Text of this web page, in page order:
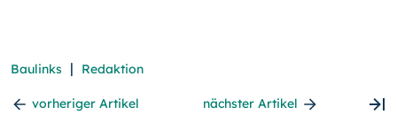
Baulinks | Redaktion
vorheriger Artikel nächster Artikel